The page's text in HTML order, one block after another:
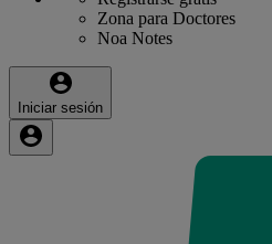
Zona para Doctores
Noa Notes
Iniciar sesión